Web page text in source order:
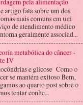
artigo fala sobre um dos
mais comuns em um
de atendimento médico
geralmente associad...
metabólica do câncer -
IV
e glicose Como o
se mantém exitoso Bem,
ao quarto post sobre o
tentar conhe...